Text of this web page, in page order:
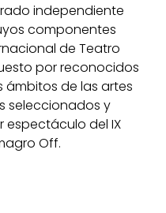
independiente
componentes
de Teatro
por reconocidos
ámbitos de las artes
seleccionados y
espectáculo del IX
Off.